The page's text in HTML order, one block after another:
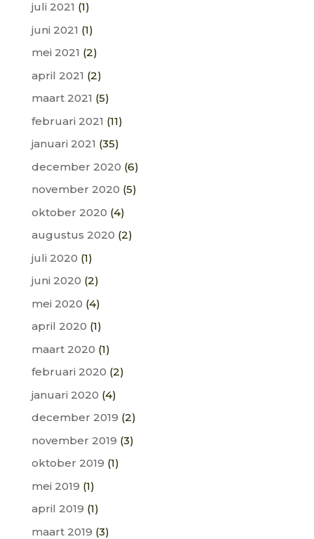
juli 2021 (1)
juni 2021 (1)
mei 2021 (2)
april 2021 (2)
maart 2021 (5)
februari 2021 (11)
januari 2021 (35)
december 2020 (6)
november 2020 (5)
oktober 2020 (4)
augustus 2020 (2)
juli 2020 (1)
juni 2020 (2)
mei 2020 (4)
april 2020 (1)
maart 2020 (1)
februari 2020 (2)
januari 2020 (4)
december 2019 (2)
november 2019 (3)
oktober 2019 (1)
mei 2019 (1)
april 2019 (1)
maart 2019 (3)